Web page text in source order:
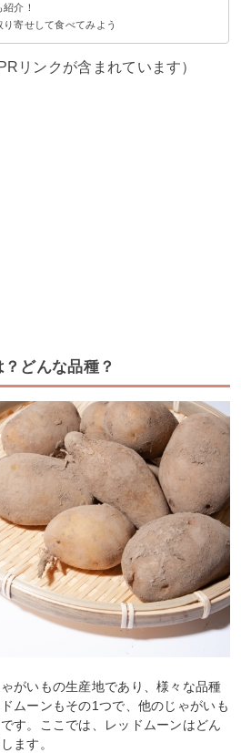
ン
牛肉甘辛煮
介！
寄せして食べてみよう
リンクが含まれています）
どんな品種？
がいもの生産地であり、様々な品種
ムーンもその1つで、他のじゃがいも
す。ここでは、レッドムーンはどん
ます。